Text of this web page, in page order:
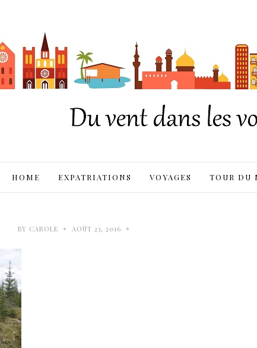
HOME EXPATRIATIONS VOYAGES TOUR DU
BY CAROLE • AOÛT 23, 2016 •